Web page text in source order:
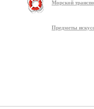
Морской
Предметы